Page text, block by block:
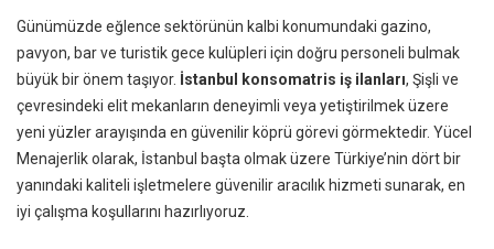
Günümüzde eğlence sektörünün kalbi konumundaki gazino,
pavyon, bar ve turistik gece kulüpleri için doğru personeli bulmak
büyük bir önem taşıyor. İstanbul konsomatris iş ilanları, Şişli ve
çevresindeki elit mekanların deneyimli veya yetiştirilmek üzere
yeni yüzler arayışında en güvenilir köprü görevi görmektedir. Yücel
Menajerlik olarak, İstanbul başta olmak üzere Türkiye’nin dört bir
yanındaki kaliteli işletmelere güvenilir aracılık hizmeti sunarak, en
iyi çalışma koşullarını hazırlıyoruz.